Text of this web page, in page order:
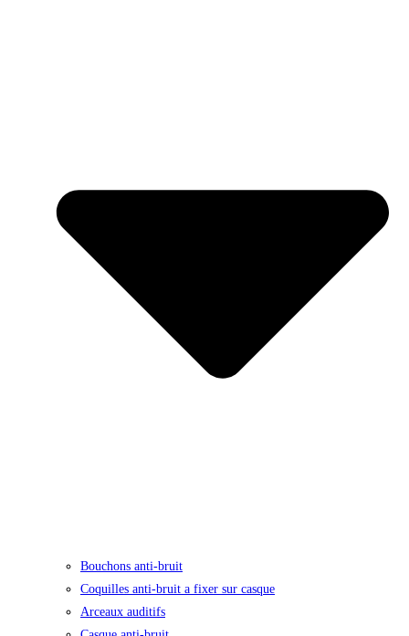
Bouchons anti-bruit
Coquilles anti-bruit a fixer sur casque
Arceaux auditifs